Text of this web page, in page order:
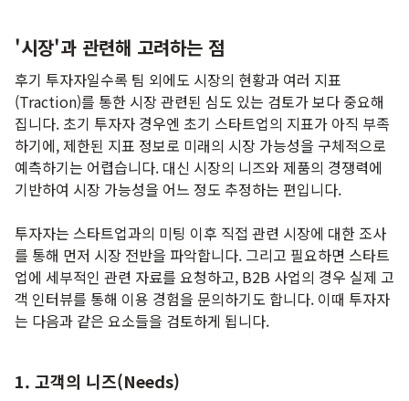
'시장'과 관련해 고려하는 점
후기 투자자일수록 팀 외에도 시장의 현황과 여러 지표
(Traction)를 통한 시장 관련된 심도 있는 검토가 보다 중요해
집니다. 초기 투자자 경우엔 초기 스타트업의 지표가 아직 부족
하기에, 제한된 지표 정보로 미래의 시장 가능성을 구체적으로
예측하기는 어렵습니다. 대신 시장의 니즈와 제품의 경쟁력에
기반하여 시장 가능성을 어느 정도 추정하는 편입니다.
투자자는 스타트업과의 미팅 이후 직접 관련 시장에 대한 조사
를 통해 먼저 시장 전반을 파악합니다. 그리고 필요하면 스타트
업에 세부적인 관련 자료를 요청하고, B2B 사업의 경우 실제 고
객 인터뷰를 통해 이용 경험을 문의하기도 합니다. 이때 투자자
는 다음과 같은 요소들을 검토하게 됩니다.
1. 고객의 니즈(Needs)